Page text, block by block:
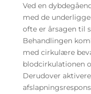
Ved en
med de
ofte er årsagen til
Behandlingen
med cirkulære
blodcirkulationen
Derudover